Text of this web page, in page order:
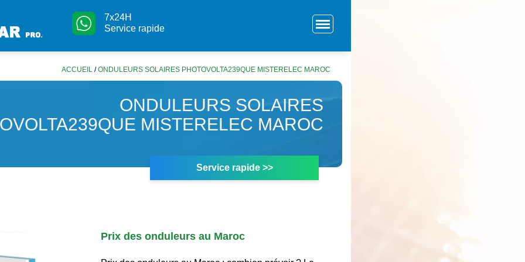
7x24H
Service rapide
ACCUEIL /ONDULEURS SOLAIRES PHOTOVOLTA239QUE MISTERELEC MAROC
ONDULEURS SOLAIRES
MISTERELEC MAROC
Service rapide >>
Prix des onduleurs au Maroc